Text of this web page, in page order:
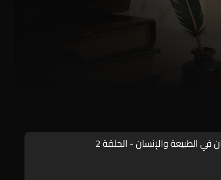
في الطبيعة والإنسان - الحلقة 2